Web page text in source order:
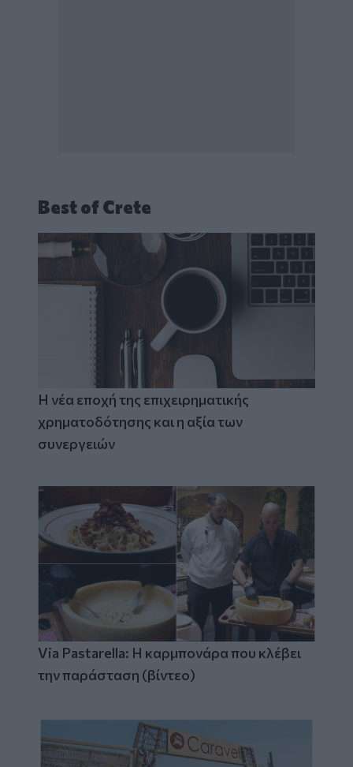
Best of Crete
Η νέα εποχή της επιχειρηματικής
χρηματοδότησης και η αξία των
συνεργειών
Via Pastarella: Η καρμπονάρα που κλέβει
την παράσταση (βίντεο)